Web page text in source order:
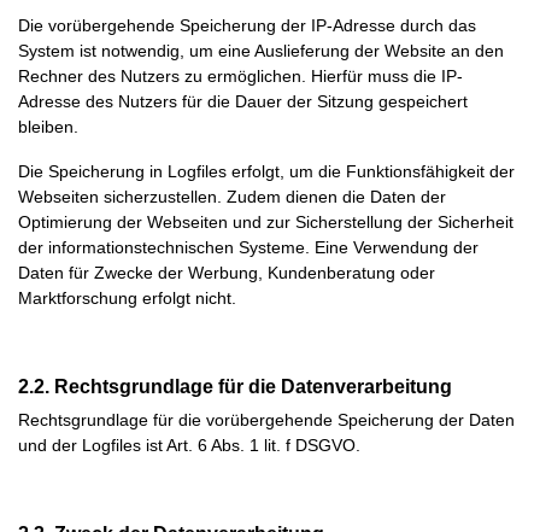
Die vorübergehende Speicherung der IP-Adresse durch das
System ist notwendig, um eine Auslieferung der Website an den
Rechner des Nutzers zu ermöglichen. Hierfür muss die IP-
Adresse des Nutzers für die Dauer der Sitzung gespeichert
bleiben.
Die Speicherung in Logfiles erfolgt, um die Funktionsfähigkeit der
Webseiten sicherzustellen. Zudem dienen die Daten der
Optimierung der Webseiten und zur Sicherstellung der Sicherheit
der informationstechnischen Systeme. Eine Verwendung der
Daten für Zwecke der Werbung, Kundenberatung oder
Marktforschung erfolgt nicht.
2.2. Rechtsgrundlage für die Datenverarbeitung
Rechtsgrundlage für die vorübergehende Speicherung der Daten
und der Logfiles ist Art. 6 Abs. 1 lit. f DSGVO.